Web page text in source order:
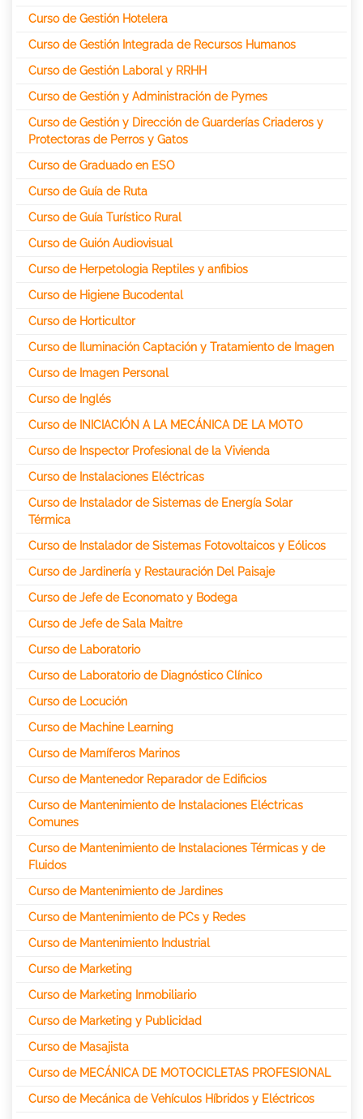
Curso de Gestión Hotelera
Curso de Gestión Integrada de Recursos Humanos
Curso de Gestión Laboral y RRHH
Curso de Gestión y Administración de Pymes
Curso de Gestión y Dirección de Guarderías Criaderos y
Protectoras de Perros y Gatos
Curso de Graduado en ESO
Curso de Guía de Ruta
Curso de Guía Turístico Rural
Curso de Guión Audiovisual
Curso de Herpetologia Reptiles y anfibios
Curso de Higiene Bucodental
Curso de Horticultor
Curso de Iluminación Captación y Tratamiento de Imagen
Curso de Imagen Personal
Curso de Inglés
Curso de INICIACIÓN A LA MECÁNICA DE LA MOTO
Curso de Inspector Profesional de la Vivienda
Curso de Instalaciones Eléctricas
Curso de Instalador de Sistemas de Energía Solar
Térmica
Curso de Instalador de Sistemas Fotovoltaicos y Eólicos
Curso de Jardinería y Restauración Del Paisaje
Curso de Jefe de Economato y Bodega
Curso de Jefe de Sala Maitre
Curso de Laboratorio
Curso de Laboratorio de Diagnóstico Clínico
Curso de Locución
Curso de Machine Learning
Curso de Mamíferos Marinos
Curso de Mantenedor Reparador de Edificios
Curso de Mantenimiento de Instalaciones Eléctricas
Comunes
Curso de Mantenimiento de Instalaciones Térmicas y de
Fluidos
Curso de Mantenimiento de Jardines
Curso de Mantenimiento de PCs y Redes
Curso de Mantenimiento Industrial
Curso de Marketing
Curso de Marketing Inmobiliario
Curso de Marketing y Publicidad
Curso de Masajista
Curso de MECÁNICA DE MOTOCICLETAS PROFESIONAL
Curso de Mecánica de Vehículos Híbridos y Eléctricos